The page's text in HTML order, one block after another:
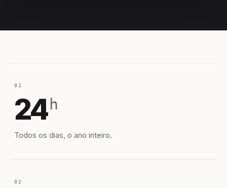
01
24 h
Todos os dias, o ano inteiro.
02